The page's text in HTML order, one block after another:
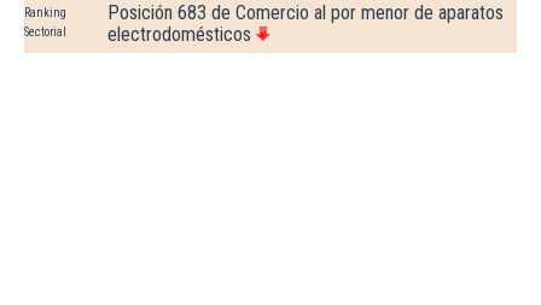
Ranking
Sectorial
Posición 683 de Comercio al por menor de aparatos
electrodomésticos